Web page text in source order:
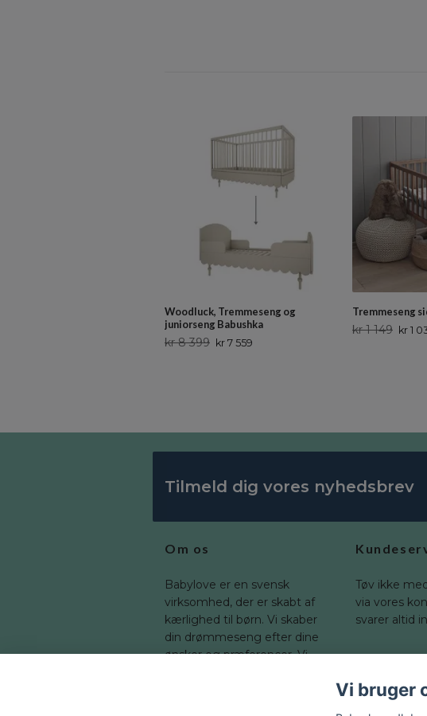
Woodluck, Tremmeseng og
juniorseng Babushka
kr 8 399 kr 7 559
Tremmeseng
kr 1 149 kr 1
Tilmeld dig vores nyhedsbrev
Om os
Babylove er en svensk
virksomhed, der er skabt af
kærlighed til børn. Vi skaber
din drømmeseng efter dine
ønsker og præferencer. Vi
Tøv ikke
via vores
svarer altid
Vi bruger